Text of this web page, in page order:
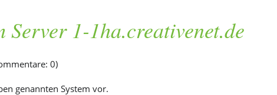
Server 1-1ha.creativenet.de
0)
genannten System vor.